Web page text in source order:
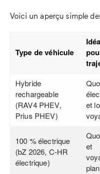
Voici un aperçu simple
Type de véhicule
Hybride
rechargeable
(RAV4 PHEV,
Prius PHEV)
et
100 % électrique
(bZ 2026, C‑HR
électrique)
et